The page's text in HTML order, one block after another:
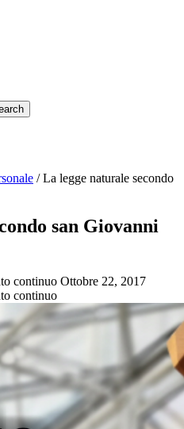
/La legge naturale secondo
san Giovanni
continuo Ottobre 22, 2017
continuo